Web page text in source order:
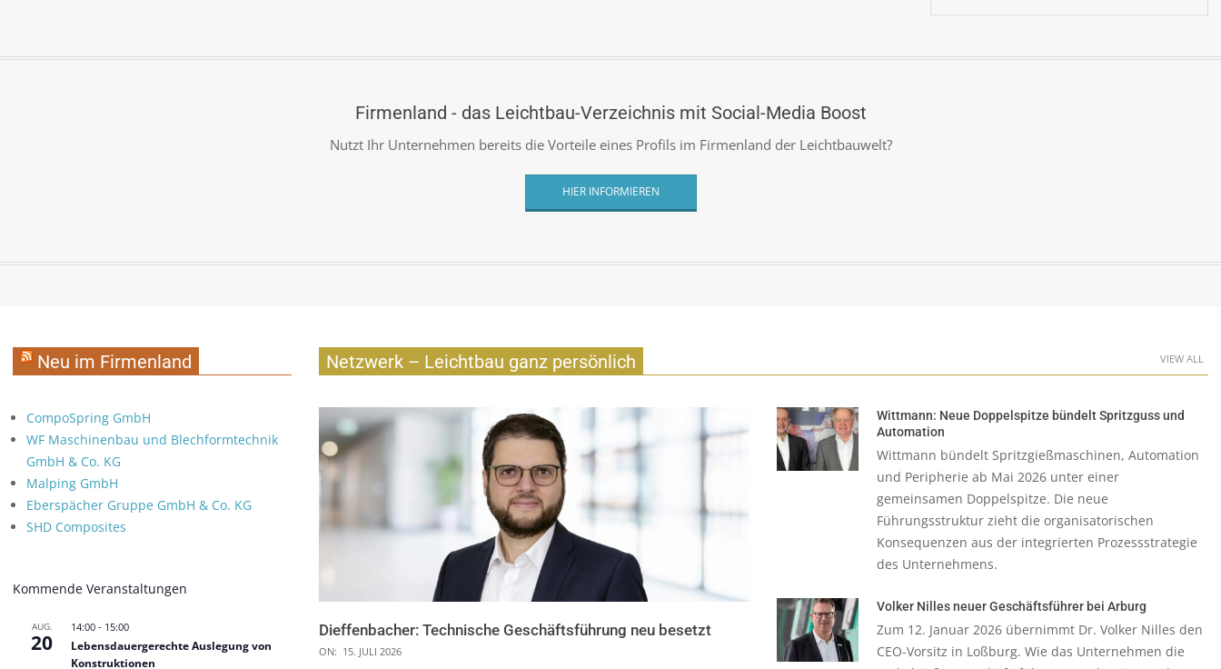
Firmenland - das Leichtbau-Verzeichnis mit Social-Media Boost
Nutzt Ihr Unternehmen bereits die Vorteile eines Profils im Firmenland der Leichtbauwelt?
HIER INFORMIEREN
Neu im Firmenland
CompoSpring GmbH
WF Maschinenbau und Blechformtechnik
GmbH & Co. KG
Malping GmbH
Eberspächer Gruppe GmbH & Co. KG
SHD Composites
Kommende Veranstaltungen
AUG.
20
14:00 - 15:00
Lebensdauergerechte Auslegung von
Konstruktionen
Netzwerk – Leichtbau ganz persönlich VIEW ALL
Dieffenbacher: Technische Geschäftsführung neu besetzt
ON: 15. JULI 2026
Wittmann: Neue Doppelspitze bündelt Spritzguss und
Automation
Wittmann bündelt Spritzgießmaschinen, Automation
und Peripherie ab Mai 2026 unter einer
gemeinsamen Doppelspitze. Die neue
Führungsstruktur zieht die organisatorischen
Konsequenzen aus der integrierten Prozessstrategie
des Unternehmens.
Volker Nilles neuer Geschäftsführer bei Arburg
Zum 12. Januar 2026 übernimmt Dr. Volker Nilles den
CEO-Vorsitz in Loßburg. Wie das Unternehmen die